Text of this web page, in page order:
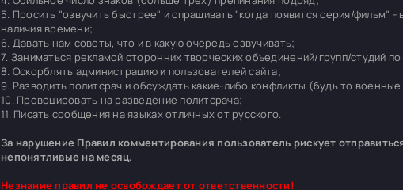
5. Просить "озвучить быстрее" и спрашивать "когда появится серия/фильм"
наличия времени;
6. Давать нам советы, что и в какую очередь озвучивать;
7. Заниматься рекламой сторонних творческих объединений/групп/студий
8. Оскорблять администрацию и пользователей сайта;
9. Разводить политсрач и обсуждать какие-либо конфликты (будь то
10. Провоцировать на разведение политсрача;
11. Писать сообщения на языках отличных от русского.
За нарушение Правил комментирования пользователь рискует
непонятливые на месяц.
Незнание правил не освобождает от ответственности!